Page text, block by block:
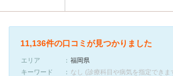
11,136件の口コミが見つかりました
エリア
福岡県
キーワード
なし (診療科目や病気を指定できま